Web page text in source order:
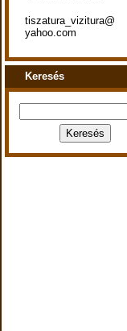
tiszatura_vizitura@
yahoo.com
Keresés